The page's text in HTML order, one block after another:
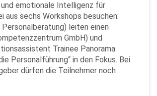
emotionale Intelligenz für
aus sechs Workshops besuchen:
leiten einen
GmbH) und
Trainee Panorama
Personalführung“ in den Fokus. Bei
dürfen die Teilnehmer noch